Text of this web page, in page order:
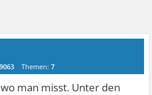
Themen:7
man misst. Unter den